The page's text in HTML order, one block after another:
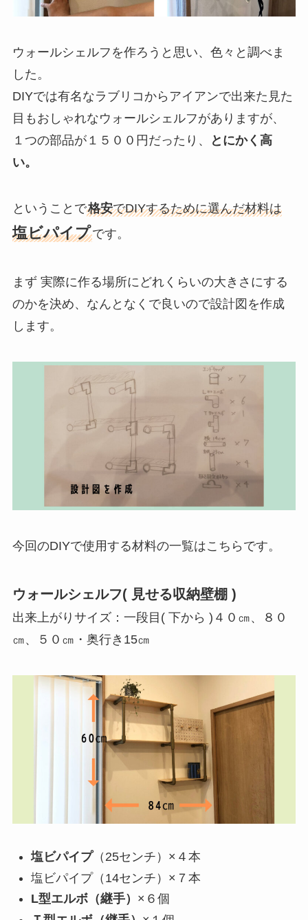
ウォールシェルフを作ろうと思い、色々と調べま
した。
DIYでは有名なラブリコからアイアンで出来た見た
目もおしゃれなウォールシェルフがありますが、
１つの部品が１５００円だったり、
とにかく高
い。
ということで格安でDIYするために選んだ材料は
塩ビパイプです。
まず 実際に作る場所にどれくらいの大きさにする
のかを決め、なんとなくで良いので設計図を作成
します。
今回のDIYで使用する材料の一覧はこちらです。
ウォールシェルフ( 見せる収納壁棚 )
出来上がりサイズ：一段目( 下から )４０㎝、８０
㎝、５０㎝・奥行き15㎝
塩ビパイプ（25センチ）×４本
塩ビパイプ（14センチ）×７本
L型エルボ（継手） ×６個